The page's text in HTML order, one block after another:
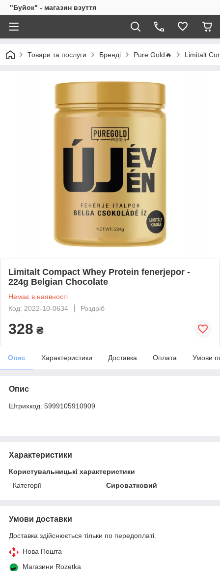
"Буйок" - магазин взуття
Товари та послуги Бренді Pure Gold🔥 Limitalt
Limitalt Compact Whey Protein fenerjepor -
224g Belgian Chocolate
Немає в наявності
Код: 2022-10-0634
Роздріб
328 ₴
Опис Характеристики Доставка Оплата Умови
Опис
Штрихкод: 5999105910909
Характеристики
Користувальницькі характеристики
Категорії
Сироватковий
Умови доставки
Доставка здійснюється тільки по передоплаті.
Нова Пошта
Магазини Rozetka